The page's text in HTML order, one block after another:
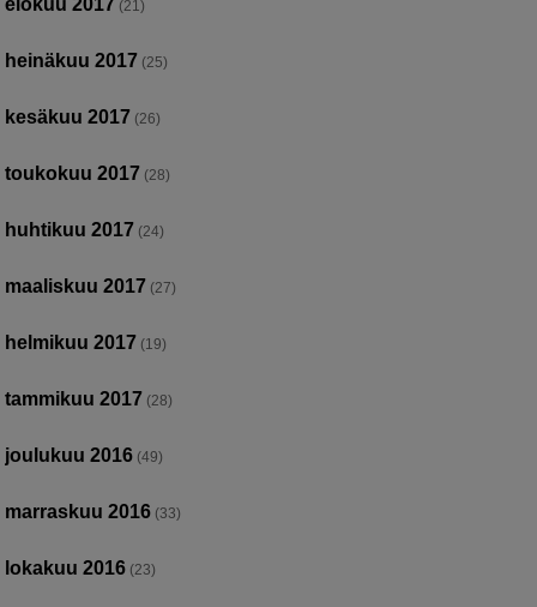
elokuu 2017 (21)
heinäkuu 2017 (25)
kesäkuu 2017 (26)
toukokuu 2017 (28)
huhtikuu 2017 (24)
maaliskuu 2017 (27)
helmikuu 2017 (19)
tammikuu 2017 (28)
joulukuu 2016 (49)
marraskuu 2016 (33)
lokakuu 2016 (23)